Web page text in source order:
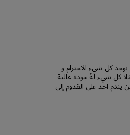
يوجد كل شيء الاحترام و
كل شيء لهً جودة عالية
يندم احد على القدوم إلى